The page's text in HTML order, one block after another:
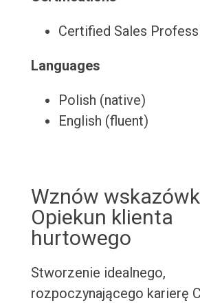
Certified Sales
Languages
Polish (native)
English (fluent)
Wznów
Opiekun klienta
hurtowego
Stworzenie idealnego,
rozpoczynającego karierę